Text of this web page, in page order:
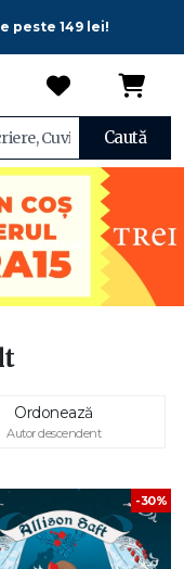
peste 149 lei!
Caută
Ordonează
Autor descendent
-30%